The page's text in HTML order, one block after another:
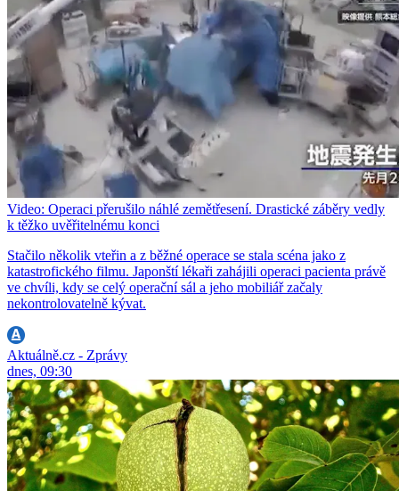
Video: Operaci přerušilo náhlé zemětřesení. Drastické záběry vedly
k těžko uvěřitelnému konci
Stačilo několik vteřin a z běžné operace se stala scéna jako z
katastrofického filmu. Japonští lékaři zahájili operaci pacienta právě
ve chvíli, kdy se celý operační sál a jeho mobiliář začaly
nekontrolovatelně kývat.
Aktuálně.cz - Zprávy
dnes, 09:30